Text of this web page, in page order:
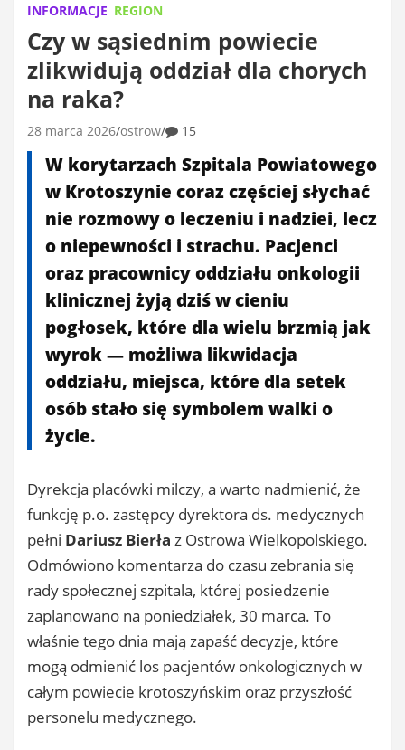
INFORMACJE REGION
Czy w sąsiednim powiecie
zlikwidują oddział dla chorych
na raka?
28 marca 2026 ostrow 15
W korytarzach Szpitala Powiatowego
w Krotoszynie coraz częściej słychać
nie rozmowy o leczeniu i nadziei, lecz
o niepewności i strachu. Pacjenci
oraz pracownicy oddziału onkologii
klinicznej żyją dziś w cieniu
pogłosek, które dla wielu brzmią jak
wyrok — możliwa likwidacja
oddziału, miejsca, które dla setek
osób stało się symbolem walki o
życie.
Dyrekcja placówki milczy, a warto nadmienić, że
funkcję p.o. zastępcy dyrektora ds. medycznych
pełni Dariusz Bierła z Ostrowa Wielkopolskiego.
Odmówiono komentarza do czasu zebrania się
rady społecznej szpitala, której posiedzenie
zaplanowano na poniedziałek, 30 marca. To
właśnie tego dnia mają zapaść decyzje, które
mogą odmienić los pacjentów onkologicznych w
całym powiecie krotoszyńskim oraz przyszłość
personelu medycznego.